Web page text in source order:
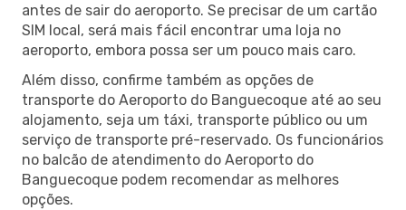
antes de sair do aeroporto. Se precisar de um cartão
SIM local, será mais fácil encontrar uma loja no
aeroporto, embora possa ser um pouco mais caro.
Além disso, confirme também as opções de
transporte do Aeroporto do Banguecoque até ao seu
alojamento, seja um táxi, transporte público ou um
serviço de transporte pré-reservado. Os funcionários
no balcão de atendimento do Aeroporto do
Banguecoque podem recomendar as melhores
opções.